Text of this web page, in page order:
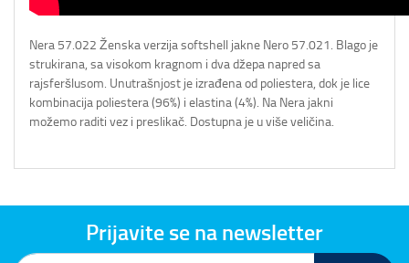
Nera 57.022 Ženska verzija softshell jakne Nero 57.021. Blago je
strukirana, sa visokom kragnom i dva džepa napred sa
rajsferšlusom. Unutrašnjost je izrađena od poliestera, dok je lice
kombinacija poliestera (96%) i elastina (4%). Na Nera jakni
možemo raditi vez i preslikač. Dostupna je u više veličina.
Prijavite se na newsletter